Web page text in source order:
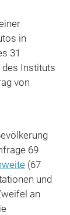
in
31
des Instituts
von
69
(67
und
an